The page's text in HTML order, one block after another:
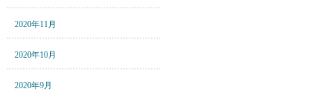
2020年11月
2020年10月
2020年9月